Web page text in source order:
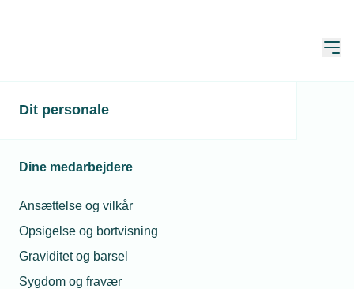
Dit personale
Dine medarbejdere
Ansættelse og vilkår
Opsigelse og bortvisning
Graviditet og barsel
Sygdom og fravær
TEKNIQ Netværk og aktiviteter
Netværk
Få overblik over alle TEKNIQs netværk,
regionalråd og lokalforeninger. Du kan
sortere visningen efter type til højre.